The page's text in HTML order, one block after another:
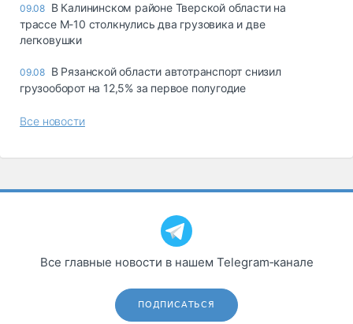
09.08 В Калининском районе Тверской области на
трассе М-10 столкнулись два грузовика и две
легковушки
09.08 В Рязанской области автотранспорт снизил
грузооборот на 12,5% за первое полугодие
Все новости
Все главные новости в нашем Telegram‑канале
ПОДПИСАТЬСЯ